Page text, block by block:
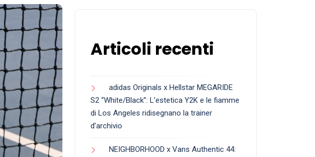
Articoli recenti
adidas Originals x Hellstar MEGARIDE
S2 “White/Black”: L’estetica Y2K e le fiamme
di Los Angeles ridisegnano la trainer
d’archivio
NEIGHBORHOOD x Vans Authentic 44: